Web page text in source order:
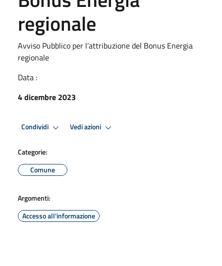
regionale
Avviso Pubblico per l’attribuzione del Bonus Energia
regionale
Data :
4 dicembre 2023
Condividi Vedi azioni
Categorie:
Comune
Argomenti:
Accesso all'informazione